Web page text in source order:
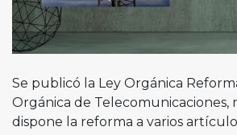
Se publicó la Ley Orgánica
Orgánica de Telecomunicaciones,
dispone la reforma a varios